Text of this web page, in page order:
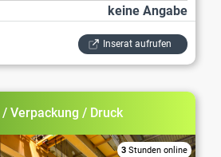
keine Angabe
Inserat aufrufen
Verpackung / Druck
3 Stunden online